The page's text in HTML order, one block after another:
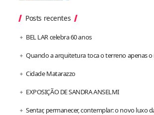
Posts recentes
BEL LAR celebra 60 anos
Quando a arquitetura toca o terreno apenas o
Cidade Matarazzo
EXPOSIÇÃO DE SANDRA ANSELMI
Sentar, permanecer, contemplar: o novo luxo